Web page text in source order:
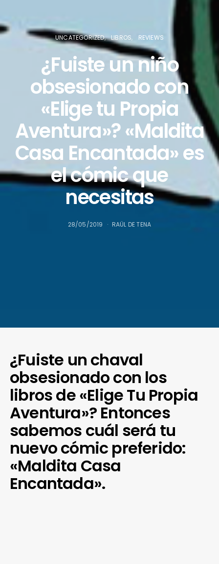
UNCATEGORIZED LIBROS REVIEWS
¿Fuiste un niño
obsesionado con
«Elige tu Propia
Aventura»? «Maldita
Casa Encantada» es
el cómic que
necesitas
28/05/2019 RAÜL DE TENA
¿Fuiste un chaval
obsesionado con los
libros de «Elige Tu Propia
Aventura»? Entonces
sabemos cuál será tu
nuevo cómic preferido:
«Maldita Casa
Encantada».